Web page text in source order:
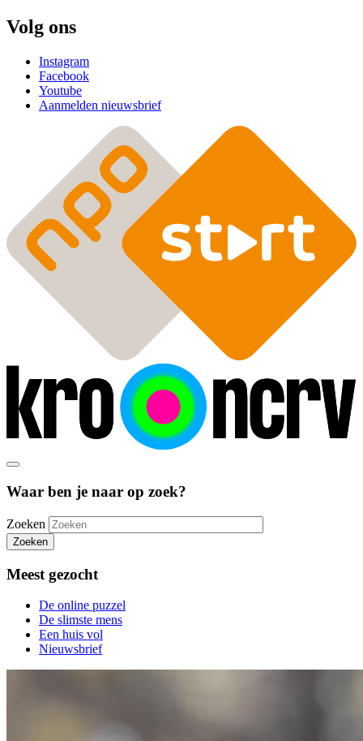
Volg ons
Instagram
Facebook
Youtube
Aanmelden nieuwsbrief
Waar ben je naar op zoek?
Zoeken
Zoeken
Meest gezocht
De online puzzel
De slimste mens
Een huis vol
Nieuwsbrief